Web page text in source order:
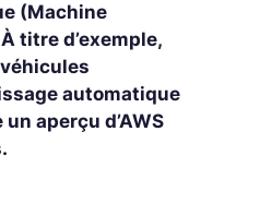
(Machine
titre d’exemple,
automatique
aperçu d’AWS